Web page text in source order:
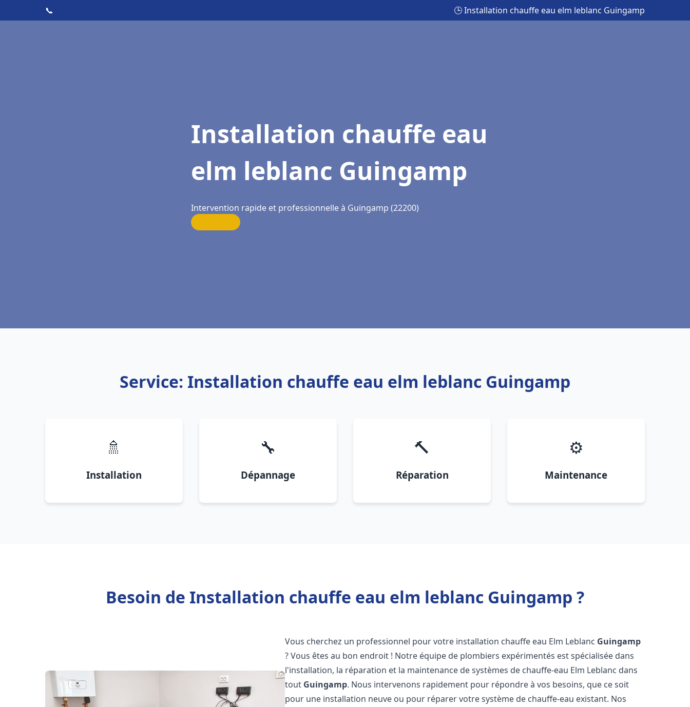
📞 🕒 Installation chauffe eau elm leblanc Guingamp
Installation chauffe eau
elm leblanc Guingamp
Intervention rapide et professionnelle à Guingamp (22200)
Service: Installation chauffe eau elm leblanc Guingamp
🚿
Installation
🔧
Dépannage
🔨
Réparation
⚙️
Maintenance
Besoin de Installation chauffe eau elm leblanc Guingamp ?
Vous cherchez un professionnel pour votre installation chauffe eau Elm Leblanc Guingamp
? Vous êtes au bon endroit ! Notre équipe de plombiers expérimentés est spécialisée dans
l'installation, la réparation et la maintenance de systèmes de chauffe-eau Elm Leblanc dans
tout Guingamp. Nous intervenons rapidement pour répondre à vos besoins, que ce soit
pour une installation neuve ou pour réparer votre système de chauffe-eau existant. Nos